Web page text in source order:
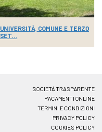
UNIVERSITÀ, COMUNE E TERZO
SET...
SOCIETÀ TRASPARENTE
PAGAMENTI ONLINE
TERMINI E CONDIZIONI
PRIVACY POLICY
COOKIES POLICY